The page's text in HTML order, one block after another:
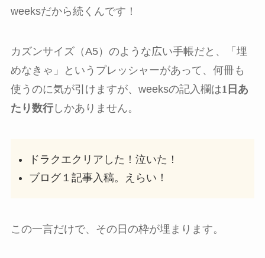
weeksだから続くんです！
カズンサイズ（A5）のような広い手帳だと、「埋
めなきゃ」というプレッシャーがあって、何冊も
使うのに気が引けますが、weeksの記入欄は1日あ
たり数行しかありません。
ドラクエクリアした！泣いた！
ブログ１記事入稿。えらい！
この一言だけで、その日の枠が埋まります。